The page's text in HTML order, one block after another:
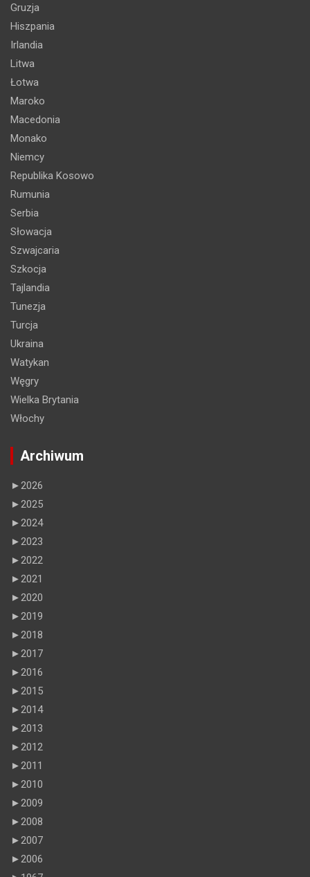
Gruzja
Hiszpania
Irlandia
Litwa
Łotwa
Maroko
Macedonia
Monako
Niemcy
Republika Kosowo
Rumunia
Serbia
Słowacja
Szwajcaria
Szkocja
Tajlandia
Tunezja
Turcja
Ukraina
Watykan
Węgry
Wielka Brytania
Włochy
Archiwum
►2026
►2025
►2024
►2023
►2022
►2021
►2020
►2019
►2018
►2017
►2016
►2015
►2014
►2013
►2012
►2011
►2010
►2009
►2008
►2007
►2006